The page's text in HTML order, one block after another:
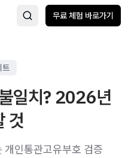
무료 체험 바로가기
트
일치? 2026년
것
인통관고유부호 검증